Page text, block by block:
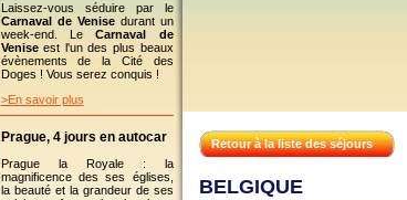
Laissez-vous séduire par le
Carnaval de Venisedurant un
week-end. LeCarnaval de
Veniseest l'un des plus beaux
évènements de la Cité des
Doges ! Vous serez conquis !
>En savoir plus
Prague, 4 jours en autocar
Prague la Royale : la
magnificence des ses églises,
la beauté et la grandeur de ses
Retour à la liste des séjours
BELGIQUE